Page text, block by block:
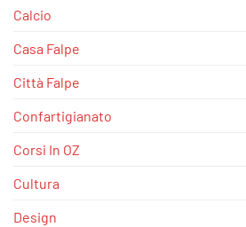
Calcio
Casa Falpe
Città Falpe
Confartigianato
Corsi In OZ
Cultura
Design